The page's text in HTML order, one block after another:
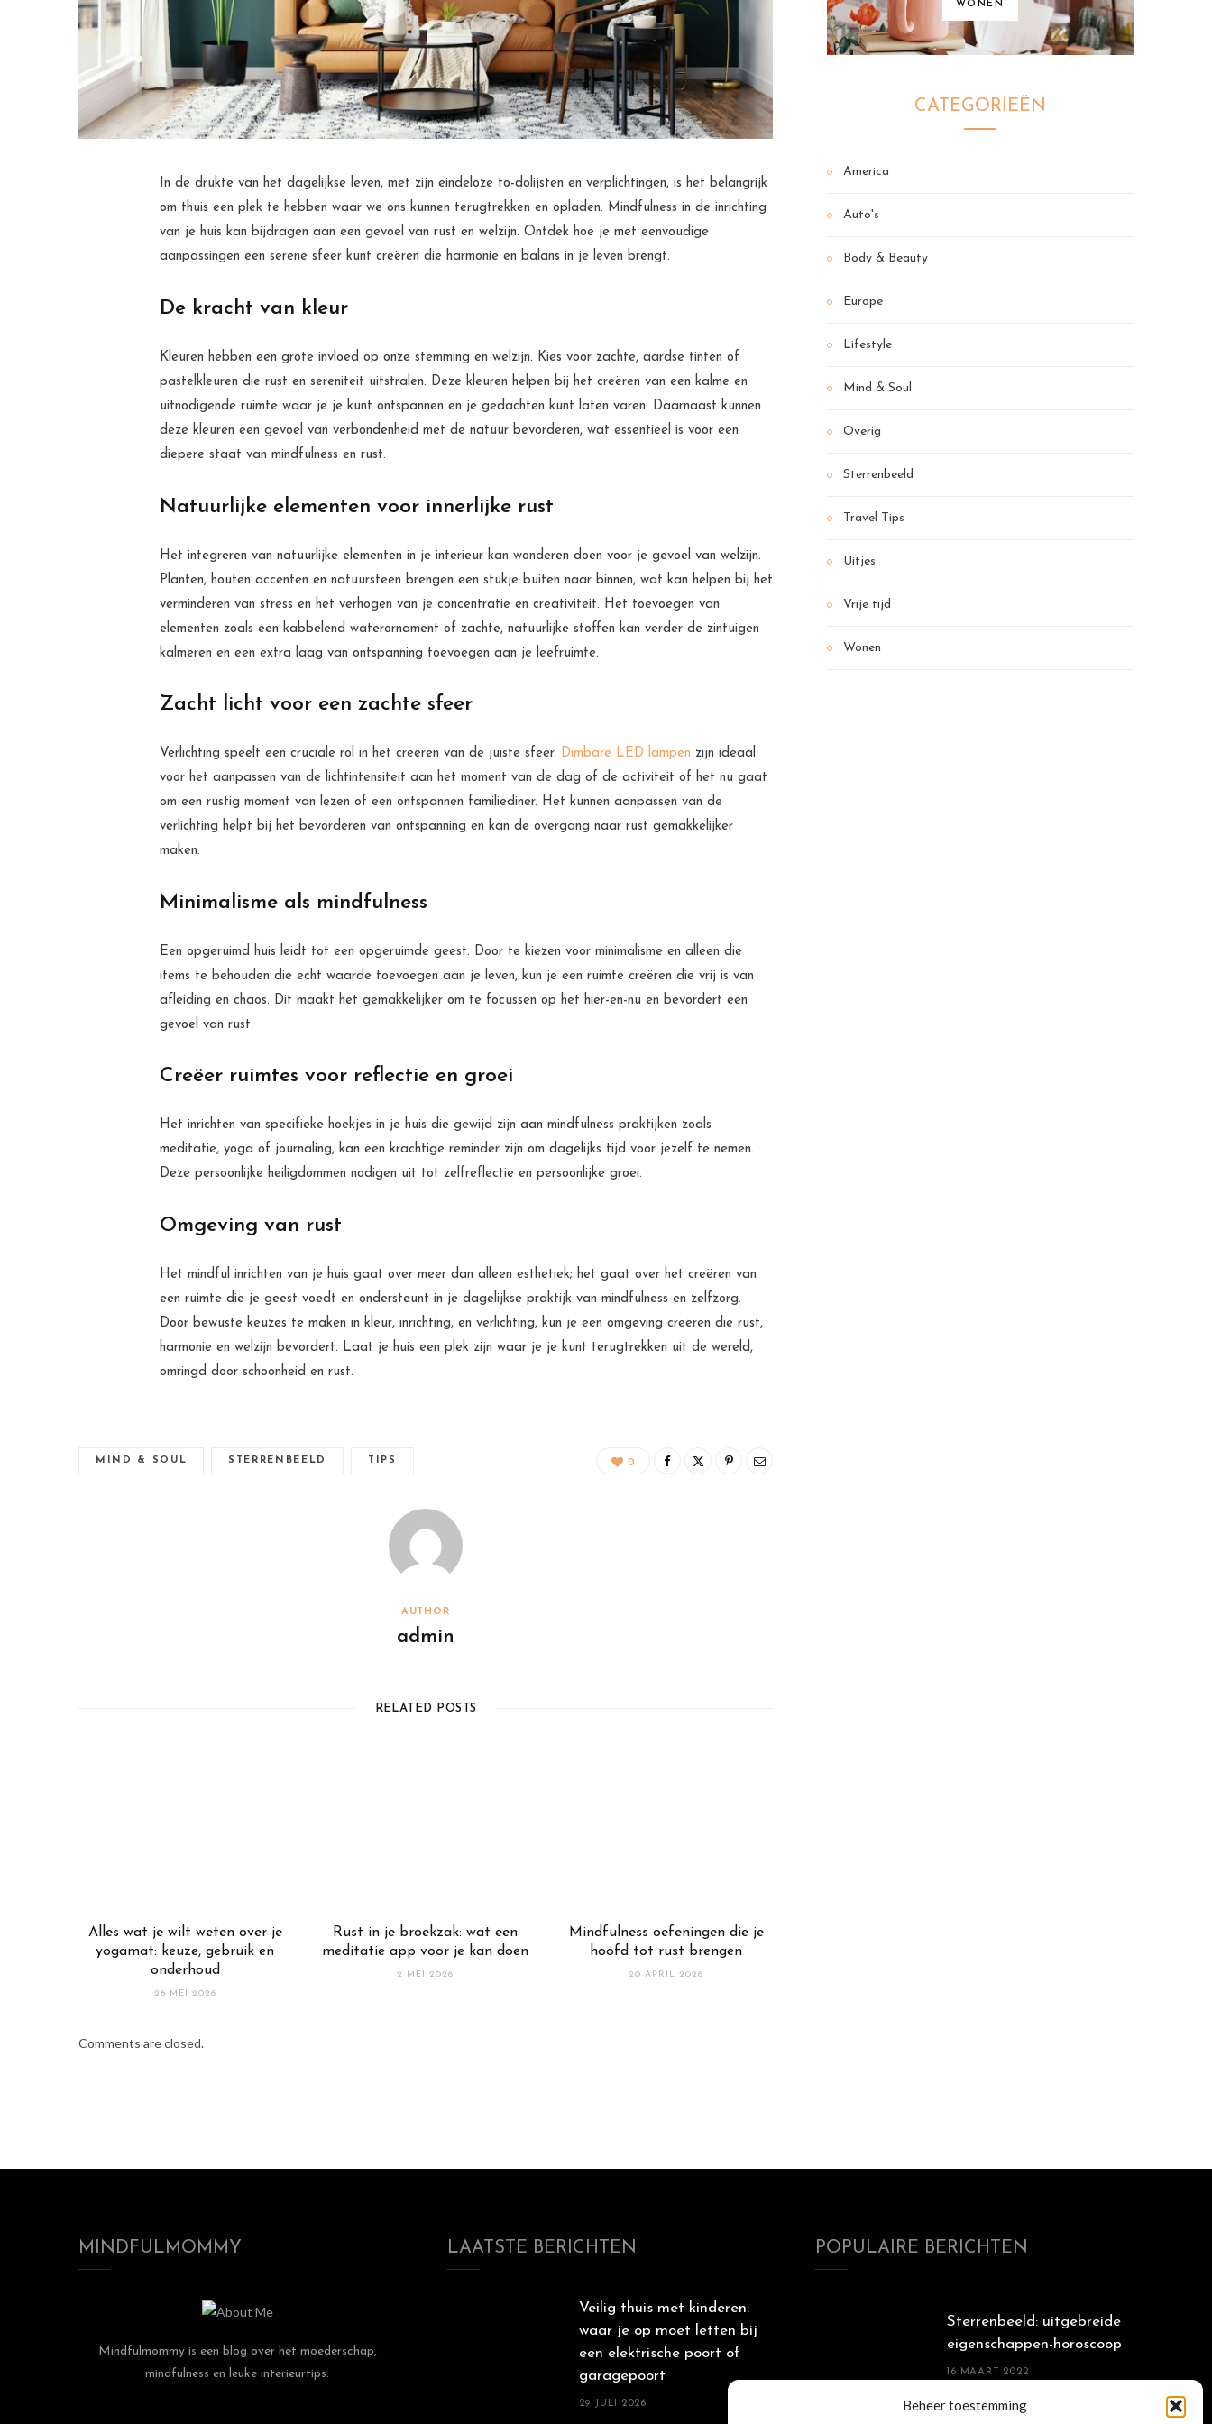
Beheer toestemming
In de drukte van het dagelijkse leven, met zijn eindeloze to-dolijsten en verplichtingen, is het belangrijk
om thuis een plek te hebben waar we ons kunnen terugtrekken en opladen. Mindfulness in de inrichting
van je huis kan bijdragen aan een gevoel van rust en welzijn. Ontdek hoe je met eenvoudige
aanpassingen een serene sfeer kunt creëren die harmonie en balans in je leven brengt.
De kracht van kleur
Kleuren hebben een grote invloed op onze stemming en welzijn. Kies voor zachte, aardse tinten of
pastelkleuren die rust en sereniteit uitstralen. Deze kleuren helpen bij het creëren van een kalme en
uitnodigende ruimte waar je je kunt ontspannen en je gedachten kunt laten varen. Daarnaast kunnen
deze kleuren een gevoel van verbondenheid met de natuur bevorderen, wat essentieel is voor een
diepere staat van mindfulness en rust.
Natuurlijke elementen voor innerlijke rust
Het integreren van natuurlijke elementen in je interieur kan wonderen doen voor je gevoel van welzijn.
Planten, houten accenten en natuursteen brengen een stukje buiten naar binnen, wat kan helpen bij het
verminderen van stress en het verhogen van je concentratie en creativiteit. Het toevoegen van
elementen zoals een kabbelend waterornament of zachte, natuurlijke stoffen kan verder de zintuigen
kalmeren en een extra laag van ontspanning toevoegen aan je leefruimte.
Zacht licht voor een zachte sfeer
Verlichting speelt een cruciale rol in het creëren van de juiste sfeer. Dimbare LED lampen zijn ideaal
voor het aanpassen van de lichtintensiteit aan het moment van de dag of de activiteit of het nu gaat
om een rustig moment van lezen of een ontspannen familiediner. Het kunnen aanpassen van de
verlichting helpt bij het bevorderen van ontspanning en kan de overgang naar rust gemakkelijker
maken.
Minimalisme als mindfulness
Een opgeruimd huis leidt tot een opgeruimde geest. Door te kiezen voor minimalisme en alleen die
items te behouden die echt waarde toevoegen aan je leven, kun je een ruimte creëren die vrij is van
afleiding en chaos. Dit maakt het gemakkelijker om te focussen op het hier-en-nu en bevordert een
gevoel van rust.
Creëer ruimtes voor reflectie en groei
Het inrichten van specifieke hoekjes in je huis die gewijd zijn aan mindfulness praktijken zoals
meditatie, yoga of journaling, kan een krachtige reminder zijn om dagelijks tijd voor jezelf te nemen.
Deze persoonlijke heiligdommen nodigen uit tot zelfreflectie en persoonlijke groei.
Omgeving van rust
Het mindful inrichten van je huis gaat over meer dan alleen esthetiek; het gaat over het creëren van
een ruimte die je geest voedt en ondersteunt in je dagelijkse praktijk van mindfulness en zelfzorg.
Door bewuste keuzes te maken in kleur, inrichting, en verlichting, kun je een omgeving creëren die rust,
harmonie en welzijn bevordert. Laat je huis een plek zijn waar je je kunt terugtrekken uit de wereld,
omringd door schoonheid en rust.
MIND & SOUL STERRENBEELD TIPS 0
AUTHOR
admin
RELATED POSTS
Alles wat je wilt weten over je
yogamat: keuze, gebruik en
onderhoud
26 MEI 2026
Rust in je broekzak: wat een
meditatie app voor je kan doen
2 MEI 2026
Mindfulness oefeningen die je
hoofd tot rust brengen
20 APRIL 2026
Comments are closed.
WONEN
CATEGORIEËN
America
Auto's
Body & Beauty
Europe
Lifestyle
Mind & Soul
Overig
Sterrenbeeld
Travel Tips
Uitjes
Vrije tijd
Wonen
MINDFULMOMMY
Mindfulmommy is een blog over het moederschap,
mindfulness en leuke interieurtips.
LAATSTE BERICHTEN
Veilig thuis met kinderen:
waar je op moet letten bij
een elektrische poort of
garagepoort
29 JULI 2026
POPULAIRE BERICHTEN
Sterrenbeeld: uitgebreide
eigenschappen-horoscoop
16 MAART 2022